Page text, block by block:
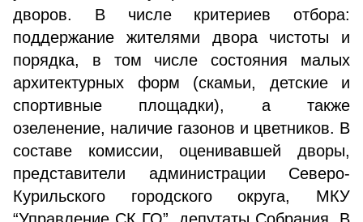
дворов. В числе критериев отбора:
поддержание жителями двора чистоты и
порядка, в том числе состояния малых
архитектурных форм (скамьи, детские и
спортивные площадки), а также
озеленение, наличие газонов и цветников. В
составе комиссии, оценивавшей дворы,
представители администрации Северо-
Курильского городского округа, МКУ